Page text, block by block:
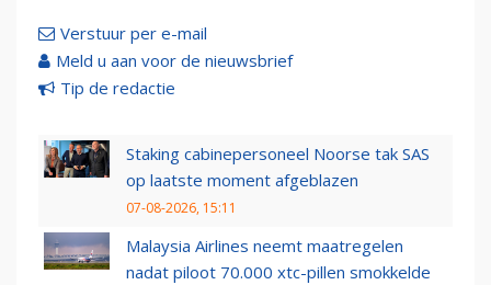
Verstuur per e-mail
Meld u aan voor de nieuwsbrief
Tip de redactie
Staking cabinepersoneel Noorse tak SAS
op laatste moment afgeblazen
07-08-2026, 15:11
Malaysia Airlines neemt maatregelen
nadat piloot 70.000 xtc-pillen smokkelde